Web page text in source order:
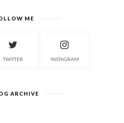
ME
TWITTER INSTAGRAM
ARCHIVE